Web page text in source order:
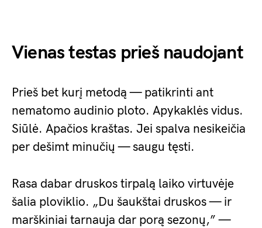
Vienas testas prieš naudojant
Prieš bet kurį metodą — patikrinti ant
nematomo audinio ploto. Apykaklės vidus.
Siūlė. Apačios kraštas. Jei spalva nesikeičia
per dešimt minučių — saugu tęsti.
Rasa dabar druskos tirpalą laiko virtuvėje
šalia ploviklio. „Du šaukštai druskos — ir
marškiniai tarnauja dar porą sezonų,” —